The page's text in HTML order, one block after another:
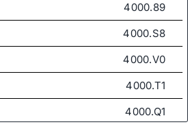
4000.89
4000.S8
4000.V0
4000.T1
4000.Q1